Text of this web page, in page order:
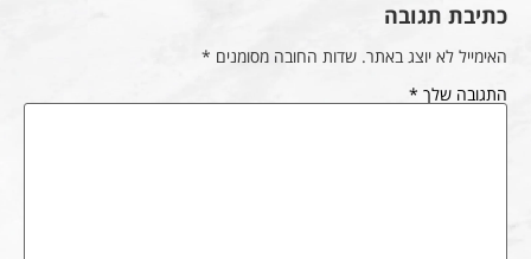
כתיבת תגובה
האימייל לא יוצג באתר. שדות החובה מסומנים *
התגובה שלך *